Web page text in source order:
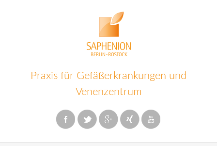
Praxis für Gefäßerkrankungen und
Venenzentrum